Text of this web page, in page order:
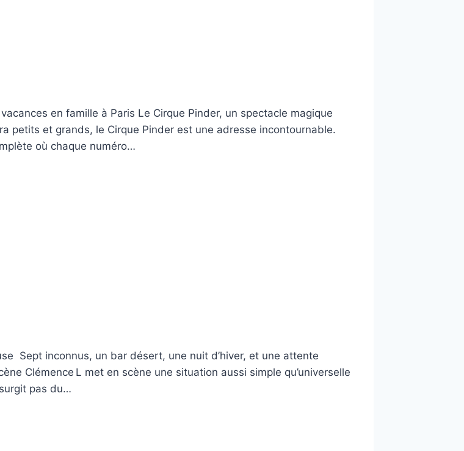
en famille à Paris Le Cirque Pinder, un spectacle magique
petits et grands, le Cirque Pinder est une adresse incontournable.
où chaque numéro…
Sept inconnus, un bar désert, une nuit d’hiver, et une attente
Clémence L met en scène une situation aussi simple qu’universelle
pas du…